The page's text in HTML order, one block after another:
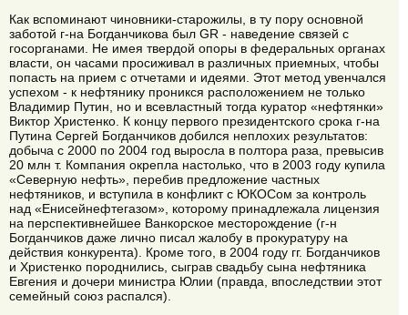
Как вспоминают чиновники-старожилы, в ту пору основной
заботой г-на Богданчикова был GR - наведение связей с
госорганами. Не имея твердой опоры в федеральных органах
власти, он часами просиживал в различных приемных, чтобы
попасть на прием с отчетами и идеями. Этот метод увенчался
успехом - к нефтянику проникся расположением не только
Владимир Путин, но и всевластный тогда куратор «нефтянки»
Виктор Христенко. К концу первого президентского срока г-на
Путина Сергей Богданчиков добился неплохих результатов:
добыча с 2000 по 2004 год выросла в полтора раза, превысив
20 млн т. Компания окрепла настолько, что в 2003 году купила
«Северную нефть», перебив предложение частных
нефтяников, и вступила в конфликт с ЮКОСом за контроль
над «Енисейнефтегазом», которому принадлежала лицензия
на перспективнейшее Ванкорское месторождение (г-н
Богданчиков даже лично писал жалобу в прокуратуру на
действия конкурента). Кроме того, в 2004 году гг. Богданчиков
и Христенко породнились, сыграв свадьбу сына нефтяника
Евгения и дочери министра Юлии (правда, впоследствии этот
семейный союз распался).